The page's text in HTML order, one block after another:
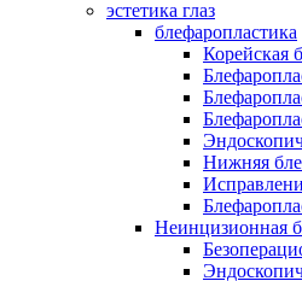
эстетика глаз
блефаропластика
Корейская
Нижняя
Неинцизионная